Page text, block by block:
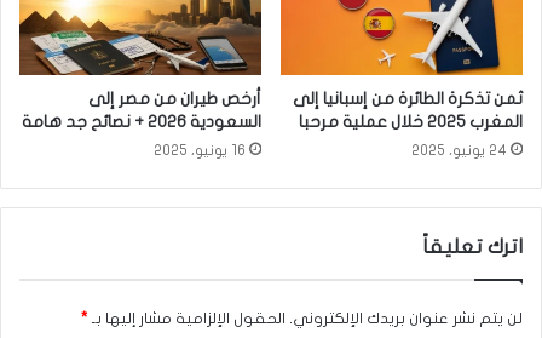
ثمن تذكرة الطائرة من إسبانيا إلى
المغرب 2025 خلال عملية مرحبا
24 يونيو، 2025
أرخص طيران من مصر إلى
السعودية 2026 + نصائح جد هامة
16 يونيو، 2025
اترك تعليقاً
لن يتم نشر عنوان بريدك الإلكتروني. الحقول الإلزامية مشار إليها بـ *